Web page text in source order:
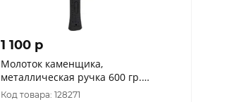
1 100 p
Молоток каменщика,
металлическая ручка 600 гр.
44526
Код товара: 128271